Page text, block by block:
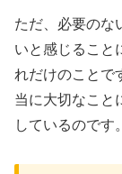
ただ、必要のな
いと感じること
れだけのことで
当に大切なこと
しているのです。